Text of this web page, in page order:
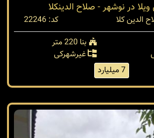
در نوشهر - صلاح الدینکلا
الدین کلا
کد: 22246
بنا 220 متر
غیرشهرکی
7 میلیارد